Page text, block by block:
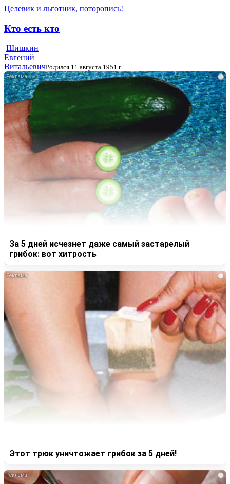
Целевик и льготник, поторопись!
Кто есть кто
Шишкин
Евгений
ВитальевичРодился 11 августа 1951 г.
i
За 5 дней исчезнет даже самый застарелый
грибок: вот хитрость
i
Этот трюк уничтожает грибок за 5 дней!
i